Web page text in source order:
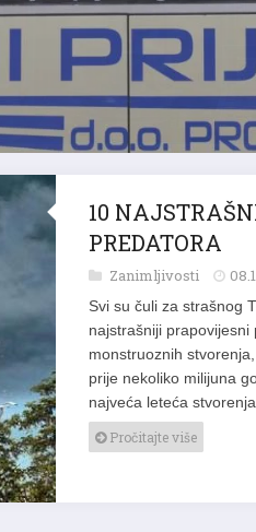
10
PREDATORA
Zanimljivosti
Svi su čuli za strašnog
najstrašniji
monstruoznih
prije nekoliko milijuna
najveća leteća
Pročitajte više